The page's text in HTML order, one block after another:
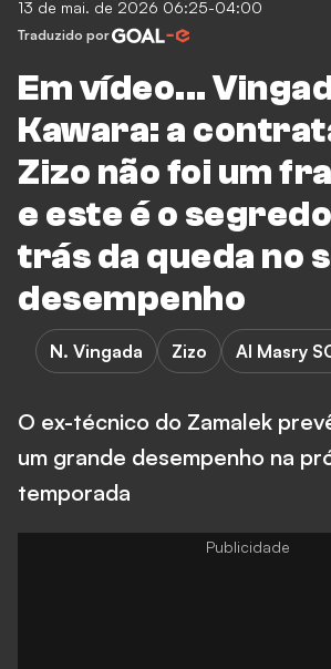
13 de mai. de 2026 06:25-04:00
Traduzido por
Em vídeo...
Kawara: a
Zizo não foi um
e este é o
trás da queda no
desempenho
N. Vingada Zizo Al Masry
O ex-técnico do Zamalek
um grande desempenho na
temporada